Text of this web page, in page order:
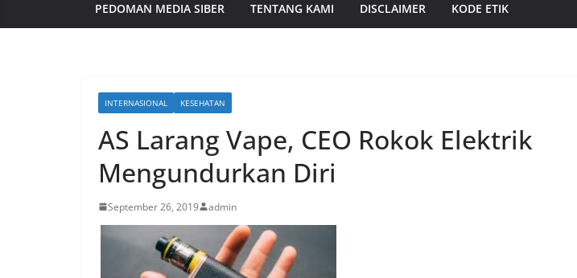
PEDOMAN MEDIA SIBER TENTANG KAMI DISCLAIMER KODE ETIK
INTERNASIONAL KESEHATAN
AS Larang Vape, CEO Rokok Elektrik
Mengundurkan Diri
September 26, 2019 admin